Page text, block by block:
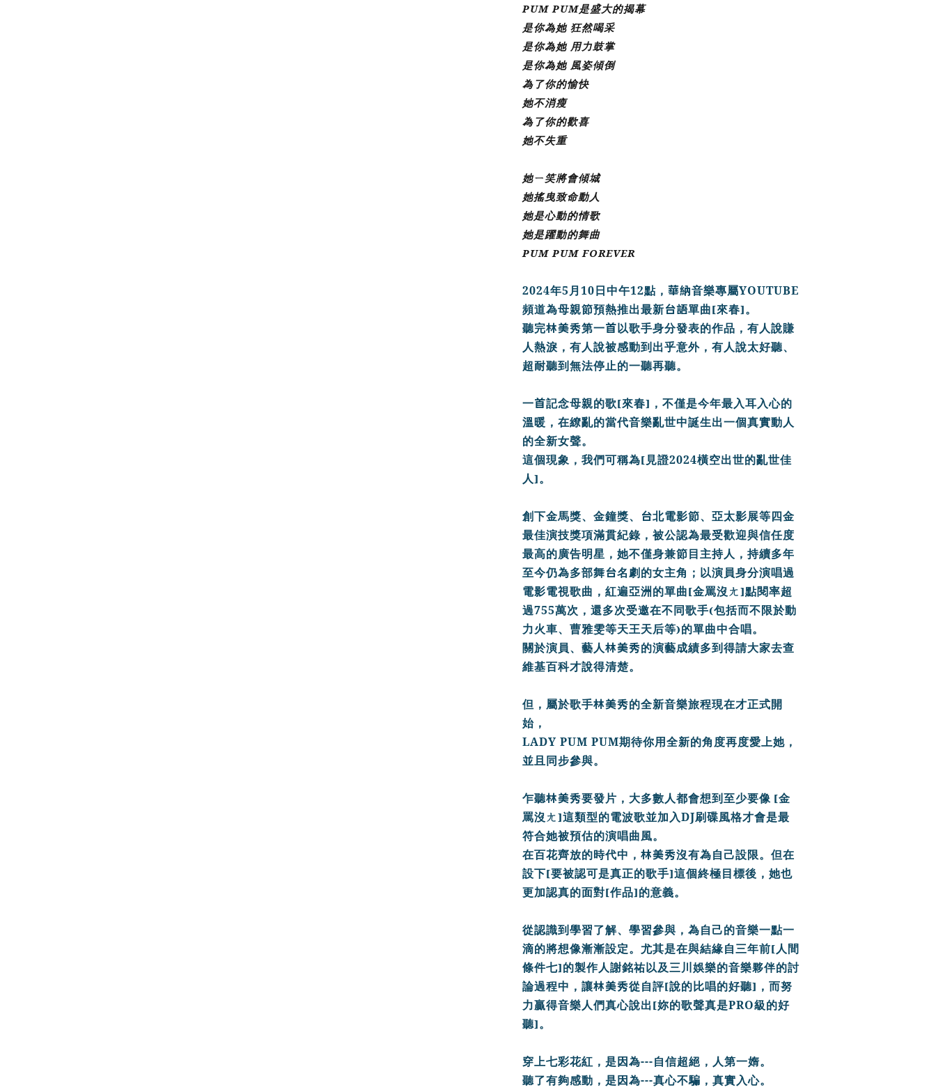
PUM PUM是盛大的揭幕
是你為她 狂然喝采
是你為她 用力鼓掌
是你為她 風姿傾倒
為了你的愉快
她不消瘦
為了你的歡喜
她不失重
她ㄧ笑將會傾城
她搖曳致命動人
她是心動的情歌
她是躍動的舞曲
PUM PUMFOREVER
2024年5 月 10 日中午12點， 華納音樂專屬YOUTUBE
頻道為母親節預熱推出最新台語單曲[來春]。
聽完林美秀第一首 以歌手身分發表的作品，有人說賺
人熱淚， 有人說被感動到出乎意外，有人說太好聽、
超耐聽到無法停止的一聽再聽。
一首記念母親的歌[來春] ，不僅是今年最入耳入心的
溫暖， 在繚亂的當代音樂亂世中誕生出一個真實動人
的全新女聲。
這個現象，我們可稱為[ 見證2024橫空出世的亂世佳
人]。
創下金馬獎、金鐘獎、 台北電影節、 亞太影展等四金
最佳演技獎項滿貫紀錄， 被公認為最受歡迎與信任度
最高的廣告明星， 她不僅身兼節目主持人，持續多年
至今仍為多部舞台名劇的女主角； 以演員身分演唱過
電影電視歌曲，紅遍亞洲的單曲[金罵沒ㄤ]點閱率超
過755萬次，還多次受邀在不同歌手(包括而不限於動
力火車、曹雅雯等天王天后等)的單曲中合唱。
關於演員、 藝人林美秀的演藝成績多到得請大家去查
維基百科才說得清楚。
但，屬於歌手林美秀的全新音樂旅程現在才正式開
始，
LADY PUM PUM期待你用全新的角度再度愛上她，
並且同步參與。
乍聽林美秀要發片，大多數人都會想到至少要像 [金
罵沒ㄤ]這類型的電波歌並加入DJ刷碟風格才會是最
符合她被預估的演唱曲風。
在百花齊放的時代中， 林美秀沒有為自己設限。但在
設下[要被認可是真正的歌手]這個終極目標後，她也
更加認真的面對[作品]的意義。
從認識到學習了解、學習參與， 為自己的音樂一點一
滴的將想像漸漸設定。尤其是在與結緣自三年前[ 人間
條件七]的製作人謝銘祐以及三川娛樂的音樂夥伴的討
論過程中，讓林美秀從自評[說的比唱的好聽] ， 而努
力贏得音樂人們真心說出[妳的歌聲真是PRO級的好
聽]。
穿上七彩花紅，是因為­­--­-自信超絕，人第一媠。
聽了有夠感動，是因為---真心不騙，真實入心。